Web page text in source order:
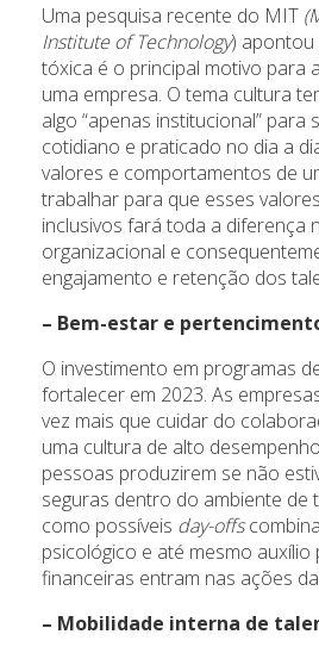
Uma pesquisa recente do MIT
Institute of Technology) apontou
tóxica é o principal motivo para
uma empresa. O tema cultura
algo “apenas institucional” para
cotidiano e praticado no dia a
valores e comportamentos de
trabalhar para que esses
inclusivos fará toda a diferença
organizacional e
engajamento e retenção dos
– Bem-estar e
O investimento em programas
fortalecer em 2023. As
vez mais que cuidar do
uma cultura de alto
pessoas produzirem se não
seguras dentro do ambiente de
como possíveis day-offs
psicológico e até mesmo
financeiras entram nas ações
– Mobilidade interna de